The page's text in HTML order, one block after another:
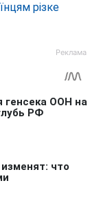
різке